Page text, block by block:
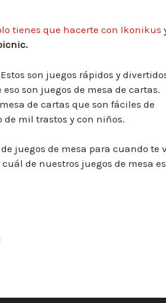
tienes que hacerte con Ikonikus
Estos son juegos rápidos y
son juegos de mesa de cartas.
de cartas que son fáciles de
de mil trastos y con niños.
juegos de mesa para cuando te
de nuestros juegos de mesa